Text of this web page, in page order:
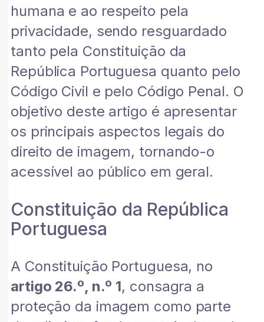
humana e ao respeito pela
privacidade, sendo resguardado
tanto pela Constituição da
República Portuguesa quanto pelo
Código Civil e pelo Código Penal. O
objetivo deste artigo é apresentar
os principais aspectos legais do
direito de imagem, tornando-o
acessível ao público em geral.
Constituição da República
Portuguesa
A Constituição Portuguesa, no
artigo 26.º, n.º 1, consagra a
proteção da imagem como parte